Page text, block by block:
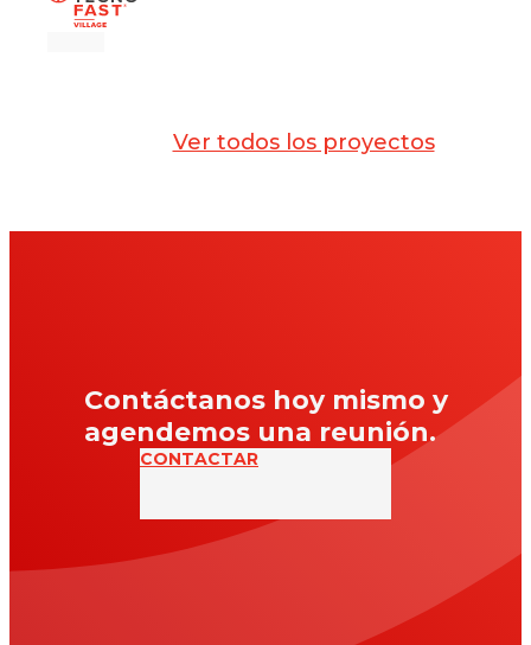
Ver todos los proyectos
Contáctanos hoy mismo y
agendemos una reunión.
CONTACTAR